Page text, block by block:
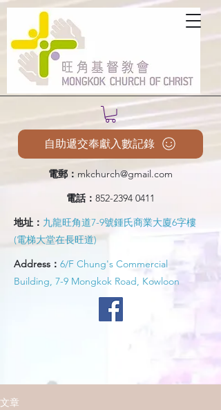
電郵： mkchurch@gmail.com
電話： 852-2394 0411
地址： 九龍旺角道7-9號鍾氏商業大廈6字樓
(電梯大堂在長旺道)
Address： 6/F Chung's Commercial
Building, 7-9 Mongkok Road, Kowloon
自助遞交奉獻入數記錄
文章